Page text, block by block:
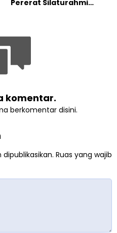
Pererat Silaturahmi
komentar.
berkomentar disini.
Ruas yang wajib